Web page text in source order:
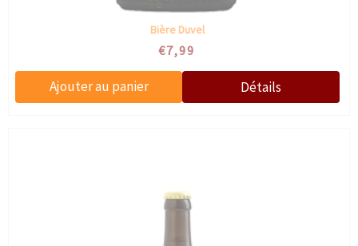
Bière Duvel
€7,99